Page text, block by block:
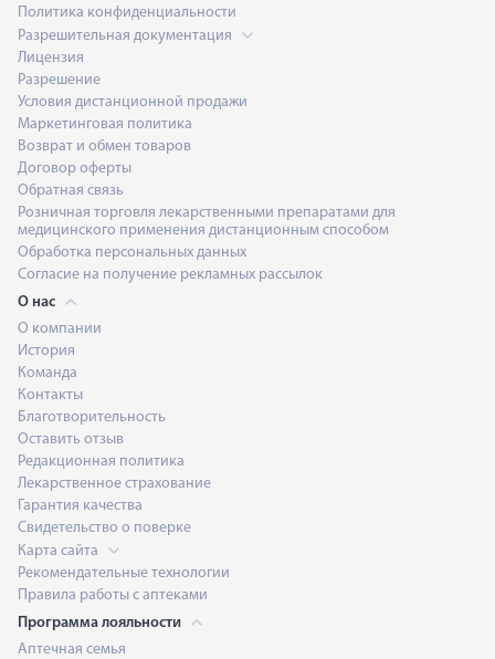
Политика конфиденциальности
Разрешительная документация
Лицензия
Разрешение
Условия дистанционной продажи
Маркетинговая политика
Возврат и обмен товаров
Договор оферты
Обратная связь
Розничная торговля лекарственными препаратами для
медицинского применения дистанционным способом
Обработка персональных данных
Согласие на получение рекламных рассылок
О нас
О компании
История
Команда
Контакты
Благотворительность
Оставить отзыв
Редакционная политика
Лекарственное страхование
Гарантия качества
Свидетельство о поверке
Карта сайта
Рекомендательные технологии
Правила работы с аптеками
Программа лояльности
Аптечная семья